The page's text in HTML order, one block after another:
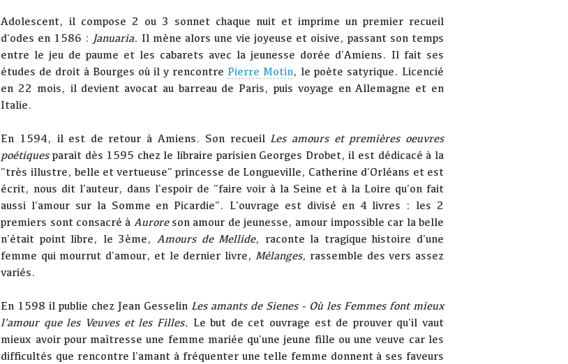
Adolescent, il compose 2 ou 3 sonnet chaque nuit et imprime un premier recueil
d'odes en 1586 : Januaria. Il mène alors une vie joyeuse et oisive, passant son temps
entre le jeu de paume et les cabarets avec la jeunesse dorée d'Amiens. Il fait ses
études de droit à Bourges où il y rencontre Pierre Motin, le poète satyrique. Licencié
en 22 mois, il devient avocat au barreau de Paris, puis voyage en Allemagne et en
Italie.
En 1594, il est de retour à Amiens. Son recueil Les amours et premières oeuvres
poétiquesparait dès 1595 chez le libraire parisien Georges Drobet, il est dédicacé à la
"très illustre, belle et vertueuse" princesse de Longueville, Catherine d'Orléans et est
écrit, nous dit l'auteur, dans l'espoir de "faire voir à la Seine et à la Loire qu'on fait
aussi l'amour sur la Somme en Picardie". L'ouvrage est divisé en 4 livres : les 2
premiers sont consacré à Auroreson amour de jeunesse, amour impossible car la belle
n'était point libre, le 3ème,Amours de Mellide, raconte la tragique histoire d'une
femme qui mourrut d'amour, et le dernier livre,Mélanges, rassemble des vers assez
variés.
En 1598 il publie chez Jean Gesselin Les amants de Sienes - Où les Femmes font mieux
l'amour que les Veuves et les Filles. Le but de cet ouvrage est de prouver qu'il vaut
mieux avoir pour maîtresse une femme mariée qu'une jeune fille ou une veuve car les
difficultés que rencontre l'amant à fréquenter une telle femme donnent à ses faveurs